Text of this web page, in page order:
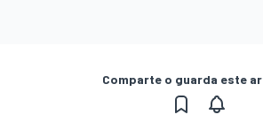
Comparte o guarda este